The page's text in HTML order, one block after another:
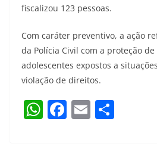
fiscalizou 123 pessoas.
Com caráter preventivo, a ação
da Polícia Civil com a proteção de
adolescentes expostos a
violação de direitos.
W F E